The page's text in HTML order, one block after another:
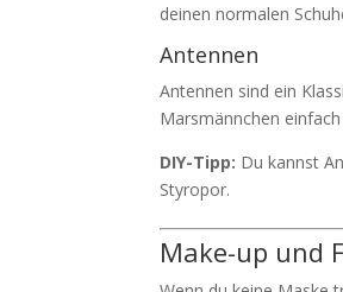
deinen normalen
Antennen
Antennen sind ein
Marsmännchen einfach
DIY-Tipp: Du kannst
Styropor.
Make-up und